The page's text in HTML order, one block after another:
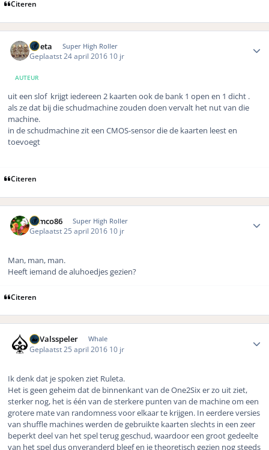
Citeren
ruleta Super High Roller
Geplaatst 24 april 2016 10 jr
AUTEUR
uit een slof krijgt iedereen 2 kaarten ook de bank 1 open en 1 dicht .
als ze dat bij die schudmachine zouden doen vervalt het nut van die
machine.
in de schudmachine zit een CMOS-sensor die de kaarten leest en
toevoegt
Citeren
Remco86 Super High Roller
Geplaatst 25 april 2016 10 jr
Man, man, man.
Heeft iemand de aluhoedjes gezien?
Citeren
DeValsspeler Whale
Geplaatst 25 april 2016 10 jr
Ik denk dat je spoken ziet Ruleta.
Het is geen geheim dat de binnenkant van de One2Six er zo uit ziet,
sterker nog, het is één van de sterkere punten van de machine om een
grotere mate van randomness voor elkaar te krijgen. In eerdere versies
van shuffle machines werden de gebruikte kaarten slechts in een zeer
beperkt deel van het spel terug geschud, waardoor een groot gedeelte
van het spel dus onveranderd bleef en je theoretisch gezien nog steeds